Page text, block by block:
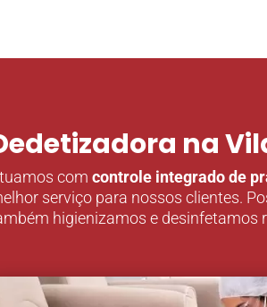
na
comcontrole integrado de
serviço para nossos clientes.
higienizamos e desinfetamos